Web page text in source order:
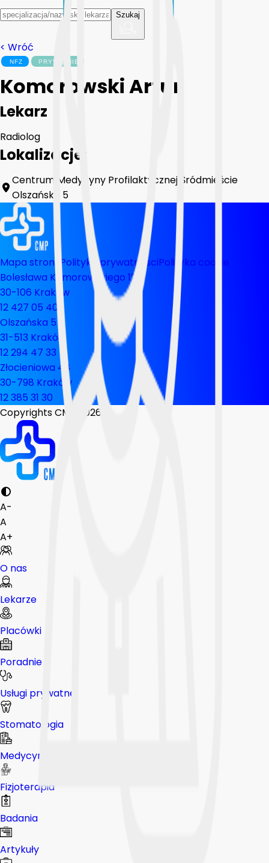
Szukaj
< Wróć
Komorowski Artur
Lekarz
Radiolog
Lokalizacje:
Centrum Medycyny Profilaktycznej Śródmieście
Olszańska 5
Mapa strony Polityka prywatnosciPolityka cookie
Bolesława Komorowskiego 12
30-106 Kraków
12 427 05 40
Olszańska 5
31-513 Kraków
12 294 47 33
Złocieniowa 44
30-798 Kraków
12 385 31 30
Copyrights CMP
2026
A-
A
A+
O nas
Lekarze
Placówki
Poradnie
Usługi prywatne
Stomatologia
Medycyna pracy
Fizjoterapia
Badania
Artykuły